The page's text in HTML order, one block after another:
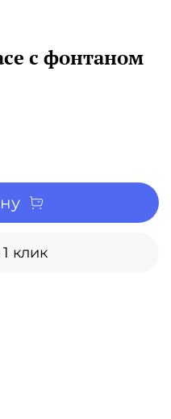
с фонтаном
клик